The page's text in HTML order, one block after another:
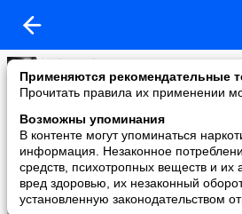
Применяются рекомендательные
Прочитать правила их применении
Возможны упоминания
В контенте могут упоминаться
информация. Незаконное
средств, психотропных веществ и их
вред здоровью, их незаконный
установленную законодательством
shantish
added a photo
27 Aug в 03:25